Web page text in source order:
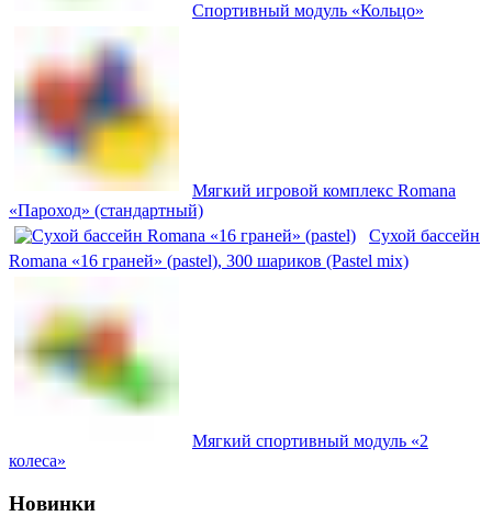
Cпортивный модуль «Кольцо»
Мягкий игровой комплекс Romana
«Пароход» (стандартный)
Сухой бассейн
Romana «16 граней» (pastel), 300 шариков (Pastel mix)
Мягкий спортивный модуль «2
колеса»
Новинки